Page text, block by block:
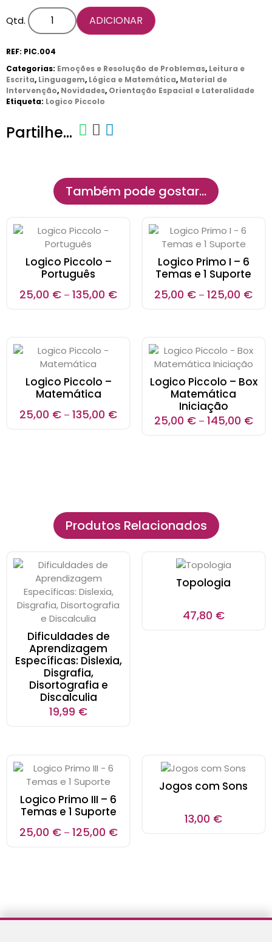
Qtd. ADICIONAR
REF: PIC.004
Categorias: Emoções e Resolução de Problemas, Leitura e
Escrita, Linguagem, Lógica e Matemática, Material de
Intervenção, Novidades, Orientação Espacial e Lateralidade
Etiqueta: Logico Piccolo
Partilhe...
Também pode gostar…
Logico Piccolo –
Português
25,00 € – 135,00 €
Logico Primo I – 6
Temas e 1 Suporte
25,00 € – 125,00 €
Logico Piccolo –
Matemática
25,00 € – 135,00 €
Logico Piccolo – Box
Matemática
Iniciação
25,00 € – 145,00 €
Produtos Relacionados
Dificuldades de
Aprendizagem
Específicas: Dislexia,
Disgrafia,
Disortografia e
Discalculia
19,99 €
Topologia
47,80 €
Logico Primo III – 6
Temas e 1 Suporte
25,00 € – 125,00 €
Jogos com Sons
13,00 €